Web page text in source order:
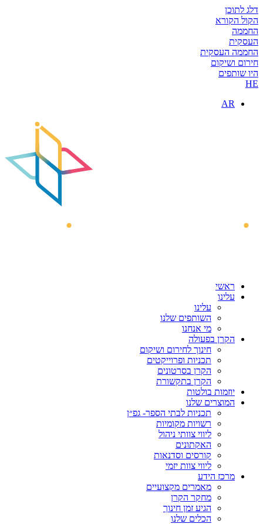
דלג לתוכן
הקול הקורא
החממה
העסקית
החממה העסקית
חירום ושיקום
היו שותפים
HE
AR
ראשי
עלינו
עלינו
השותפים שלנו
מי אנחנו
הקרן בפעולה
חינוך לחירום ושיקום
תכניות ופרוייקטים
הקרן בסרטונים
הקרן בתקשורת
יוזמות בולטות
המוצרים שלנו
תכניות לבתי הספר- גפ״ן
רשויות מקומיות
ליווי צוותי ניהול
האקתונים
קורסים וסדנאות
ליווי צוות יזמי
מרכז הידע
מאמרים מקצועיים
מחקר הקרן
הגיע זמן חינוך
הכלים שלנו